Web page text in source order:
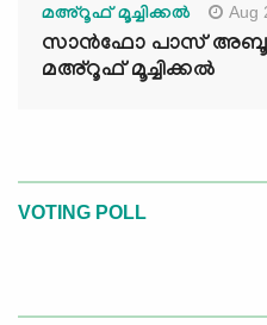
മഅ്റൂഫ് മൂച്ചിക്കല്‍ Aug
സാൻഫോ പാസ്
മഅ്റൂഫ് മൂച്ചിക്കല്‍
VOTING POLL